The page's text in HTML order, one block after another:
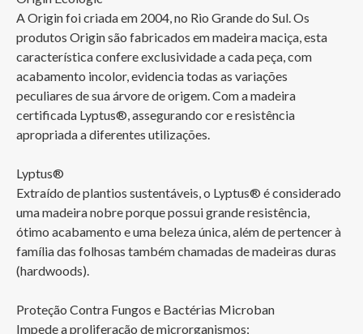
A Origin foi criada em 2004, no Rio Grande do Sul. Os
produtos Origin são fabricados em madeira maciça, esta
característica confere exclusividade a cada peça, com
acabamento incolor, evidencia todas as variações
peculiares de sua árvore de origem. Com a madeira
certificada Lyptus®, assegurando cor e resistência
apropriada a diferentes utilizações.
Lyptus®
Extraído de plantios sustentáveis, o Lyptus® é considerado
uma madeira nobre porque possui grande resistência,
ótimo acabamento e uma beleza única, além de pertencer à
família das folhosas também chamadas de madeiras duras
(hardwoods).
Proteção Contra Fungos e Bactérias Microban
Impede a proliferação de microrganismos;